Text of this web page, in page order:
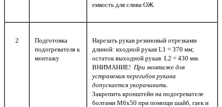
емкость для слива ОЖ.
2
Подготовка
подогревателя к
монтажу
Нарезать рукав резиновый отрезками
длиной: входной рукав L1 = 370 мм;
остаток выходной рукав L2 = 430 мм.
ВНИМАНИЕ! При монтаже для
устранения перегибов рукава
допускается укорачивать.
Закрепить кронштейн на подогревателе
болтами М6х50 при помощи шайб, гаек и